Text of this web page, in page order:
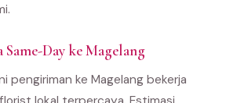
Day ke Magelang
pengiriman ke Magelang bekerja